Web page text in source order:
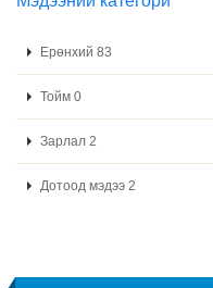
Ерөнхий 83
Тойм 0
Зарлал 2
Дотоод мэдээ 2